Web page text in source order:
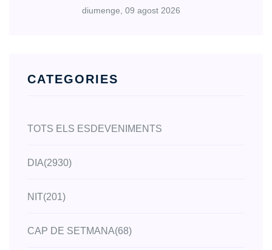
diumenge, 09 agost 2026
CATEGORIES
TOTS ELS ESDEVENIMENTS
DIA(2930)
NIT(201)
CAP DE SETMANA(68)